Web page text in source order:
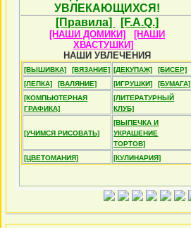
УВЛЕКАЮЩИХСЯ!
[Правила]
[F.A.Q.]
[НАШИ ДОМИКИ]
[НАШИ
ХВАСТУШКИ]
НАШИ УВЛЕЧЕНИЯ
[ВЫШИВКА] [ВЯЗАНИЕ] [ДЕКУПАЖ]
[БИСЕР]
[ЛЕПКА]
[ВАЛЯНИЕ] [ИГРУШКИ]
[БУМАГА]
[КОМПЬЮТЕРНАЯ
ГРАФИКА]
[ЛИТЕРАТУРНЫЙ
КЛУБ]
[УЧИМСЯ РИСОВАТЬ]
[ВЫПЕЧКА И
УКРАШЕНИЕ
ТОРТОВ]
[ЦВЕТОМАНИЯ]
[КУЛИНАРИЯ]